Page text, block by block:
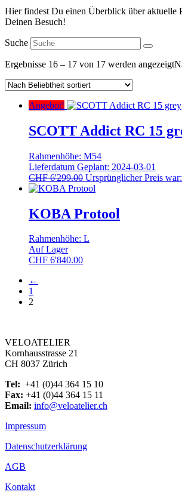
Hier findest Du einen Überblick über aktuelle
Deinen Besuch!
Suche
Ergebnisse 16 – 17 von 17 werden angezeigt
Angebot!
SCOTT Addict RC 15
Rahmenhöhe: M54
Lieferdatum Geplant: 2024-03-01
CHF6'299.00 Ursprünglicher Preis
KOBA Protool
Rahmenhöhe: L
Auf Lager
CHF 6'840.00
←
1
2
VELOATELIER
Kornhausstrasse 21
CH 8037 Zürich
Tel: +41 (0)44 364 15 10
Fax: +41 (0)44 364 15 11
Email: info@veloatelier.ch
Impressum
Datenschutzerklärung
AGB
Kontakt